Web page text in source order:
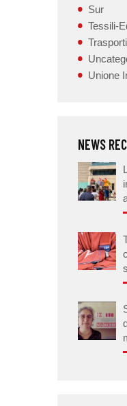
Sur
Tessili-
Unione
NEWS